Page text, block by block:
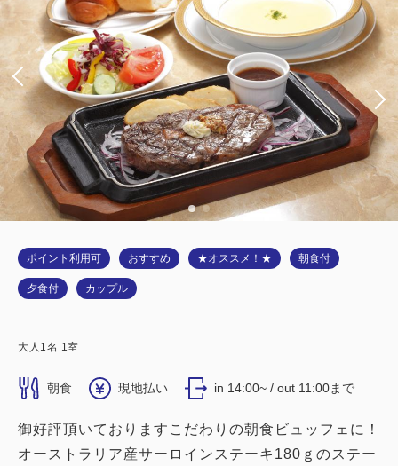
ポイント利用可 おすすめ ★オススメ！★ 朝食付
夕食付 カップル
大人 1 名 1 室
朝食 現地払い in 14:00~ / out 11:00まで
御好評頂いておりますこだわりの朝食ビュッフェに！
オーストラリア産サーロインステーキ180ｇのステー